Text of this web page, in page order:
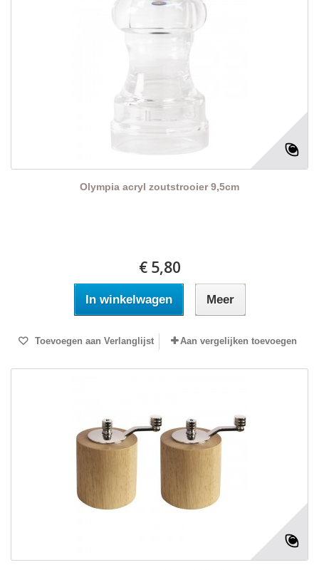
Olympia acryl zoutstrooier 9,5cm
€ 5,80
In winkelwagen Meer
Toevoegen aan Verlanglijst Aan vergelijken toevoegen